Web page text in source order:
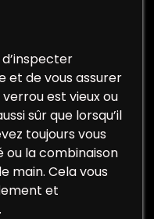
et de vous assurer
est vieux ou
sûr que lorsqu’il
toujours vous
ou la combinaison
main. Cela vous
et